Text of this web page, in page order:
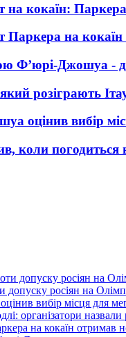
на кокаїн:
Паркера на кокаїн
Ф’юрі-Джошуа -
розіграють
оцінив вибір
коли погодиться
допуску росіян на
вибір місця для
організатори
на кокаїн отримав